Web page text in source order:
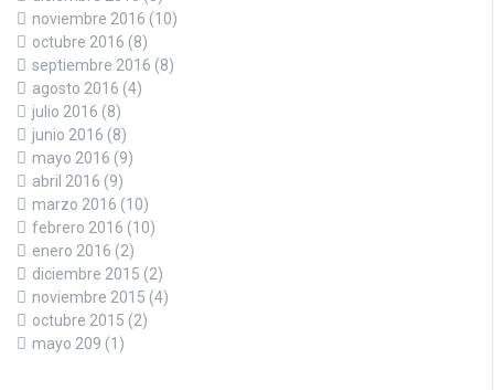
noviembre 2016 (10)
octubre 2016 (8)
septiembre 2016 (8)
agosto 2016 (4)
julio 2016 (8)
junio 2016 (8)
mayo 2016 (9)
abril 2016 (9)
marzo 2016 (10)
febrero 2016 (10)
enero 2016 (2)
diciembre 2015 (2)
noviembre 2015 (4)
octubre 2015 (2)
mayo 209 (1)